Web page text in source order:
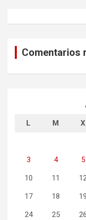
Comentarios
L M X
3 4 5
10 11
17 18 19
24 25 26